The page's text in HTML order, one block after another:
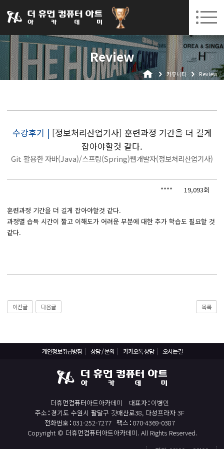
031-252-7277 수원캠퍼스 개강 08. 12.(수)
로그인 회원가입 고객센터
Review
커뮤니티 Review
수강후기 | [정보처리산업기사] 훈련과정 기간을 더 길게
잡아야할것 같다.
Git 활용한 자바(Java)/스프링(Spring)웹개발자(정보처리산업기사)
**** 19,093회
훈련과정 기간을 더 길게 잡아야할것 같다.
과정별 습득 시간이 짧고 이해도가 어려운 부분에 대한 추가 학습도 필요할 것
같다.
이전글 다음글 목록
개인정보취급방침 상담 / 문의 카카오톡 상담 오시는길
더휴먼컴퓨터아트아카데미 대표자 이병민
주소 경기도 수원시 팔달구 갓매산로38, 다성프라자 3F
전화번호 031-252-7277 팩스 070-4369-0387
Copyright © 더휴먼컴퓨터아트아카데미. All Rights Reserved.
아카데미소개
인사말
오시는길
BIM 건축설계 및 실내건축설계(캐드(CAD),맥스(MAX),레빗(REVIT))실무자 양성과정
React, Veu 프레임워크 기반 프론트엔드 개발 양성 지원
자바(Java)기반 JSP/스프링 웹개발자(정보처리산업기사)(과정평가형)
전산세무회계 자격취득과정[전산회계1급/전산세무2급/FAT1급/TAT2급]
직업상담사 2급 (필기+실기) 자격증 취득과정
일러스트 자격증 취득과정(GTQi 1급)
전산회계 1급 / FAT 1급 자격증 취득과정
전산세무 2급 / TAT 2급 자격증 취득과정